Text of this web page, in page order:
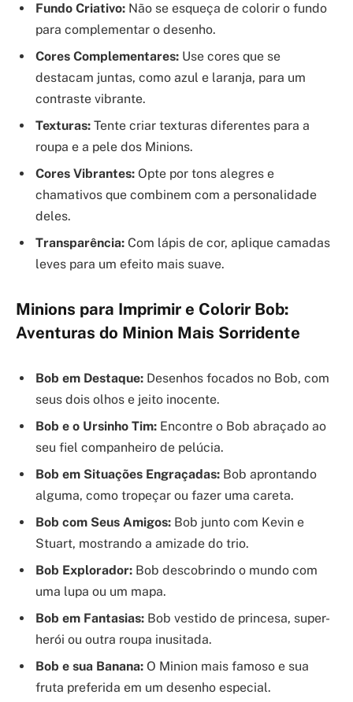
Fundo Criativo: Não se esqueça de colorir o fundo
para complementar o desenho.
Cores Complementares: Use cores que se
destacam juntas, como azul e laranja, para um
contraste vibrante.
Texturas: Tente criar texturas diferentes para a
roupa e a pele dos Minions.
Cores Vibrantes: Opte por tons alegres e
chamativos que combinem com a personalidade
deles.
Transparência: Com lápis de cor, aplique camadas
leves para um efeito mais suave.
Minions para Imprimir e Colorir Bob:
Aventuras do Minion Mais Sorridente
Bob em Destaque: Desenhos focados no Bob, com
seus dois olhos e jeito inocente.
Bob e o Ursinho Tim: Encontre o Bob abraçado ao
seu fiel companheiro de pelúcia.
Bob em Situações Engraçadas: Bob aprontando
alguma, como tropeçar ou fazer uma careta.
Bob com Seus Amigos: Bob junto com Kevin e
Stuart, mostrando a amizade do trio.
Bob Explorador: Bob descobrindo o mundo com
uma lupa ou um mapa.
Bob em Fantasias: Bob vestido de princesa, super-
herói ou outra roupa inusitada.
Bob e sua Banana: O Minion mais famoso e sua
fruta preferida em um desenho especial.